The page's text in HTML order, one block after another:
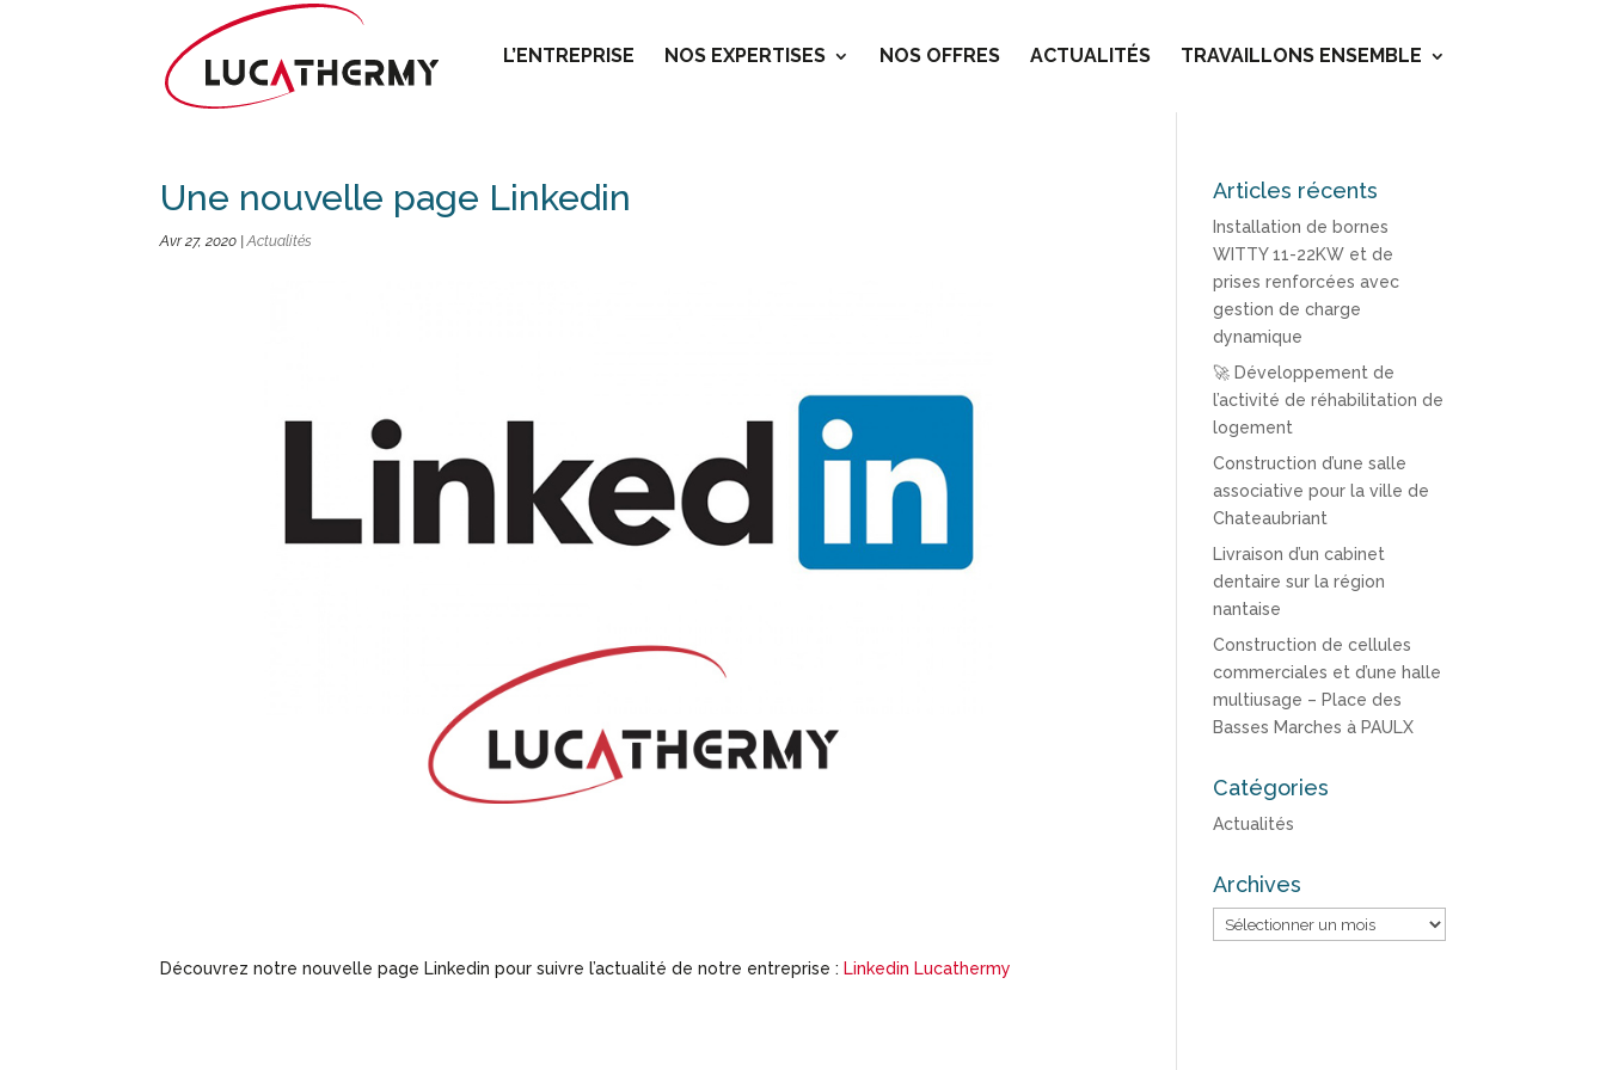
L’ENTREPRISE NOS EXPERTISES NOS OFFRES ACTUALITÉS TRAVAILLONS ENSEMBLE
Une nouvelle page Linkedin
Avr 27, 2020 |Actualités
Découvrez notre nouvelle page Linkedin pour suivre l’actualité de notre entreprise : Linkedin Lucathermy
Articles récents
Installation de bornes
WITTY 11-22KW et de
prises renforcées avec
gestion de charge
dynamique
🚀 Développement de
l’activité de réhabilitation de
logement
Construction d’une salle
associative pour la ville de
Chateaubriant
Livraison d’un cabinet
dentaire sur la région
nantaise
Construction de cellules
commerciales et d’une halle
multiusage – Place des
Basses Marches à PAULX
Catégories
Actualités
Archives
Archives